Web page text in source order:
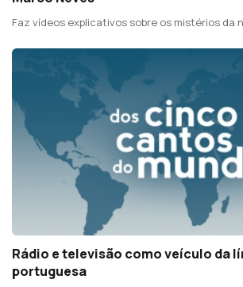
Faz vídeos explicativos sobre os mistérios da
Rádio e televisão como veículo da
portuguesa